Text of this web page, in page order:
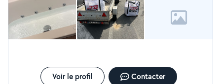
Voir le profil Contacter